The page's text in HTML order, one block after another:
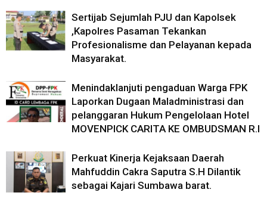
Sertijab Sejumlah PJU dan Kapolsek
,Kapolres Pasaman Tekankan
Profesionalisme dan Pelayanan kepada
Masyarakat.
Menindaklanjuti pengaduan Warga FPK
Laporkan Dugaan Maladministrasi dan
pelanggaran Hukum Pengelolaan Hotel
MOVENPICK CARITA KE OMBUDSMAN R.I
Perkuat Kinerja Kejaksaan Daerah
Mahfuddin Cakra Saputra S.H Dilantik
sebagai Kajari Sumbawa barat.